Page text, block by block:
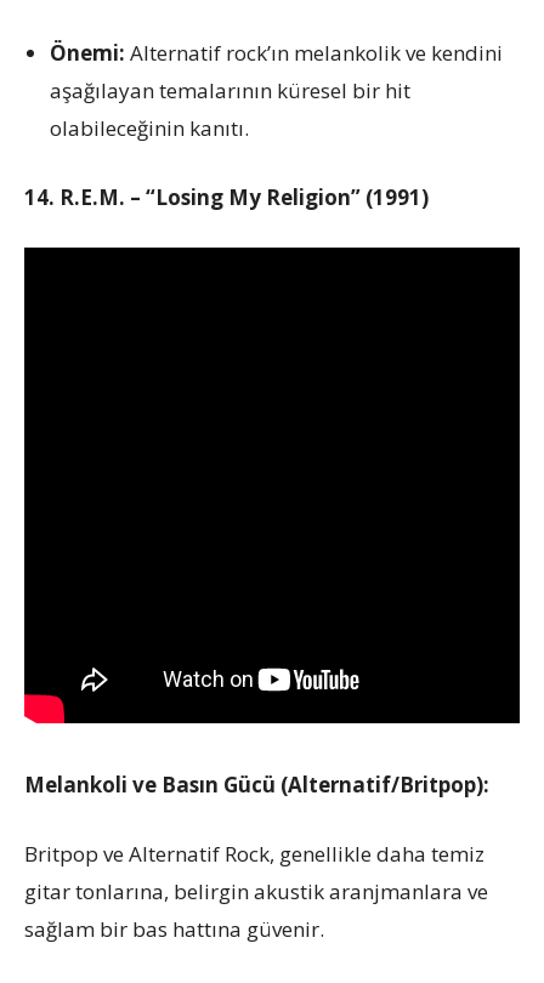
Önemi: Alternatif rock’ın melankolik ve kendini
aşağılayan temalarının küresel bir hit
olabileceğinin kanıtı.
14. R.E.M. – “Losing My Religion” (1991)
Melankoli ve Basın Gücü (Alternatif/Britpop):
Britpop ve Alternatif Rock, genellikle daha temiz
gitar tonlarına, belirgin akustik aranjmanlara ve
sağlam bir bas hattına güvenir.